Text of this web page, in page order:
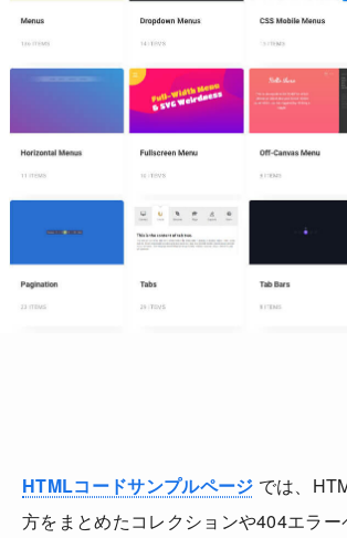
HTMLコードサンプルページ では、
方をまとめたコレクションや404エラー